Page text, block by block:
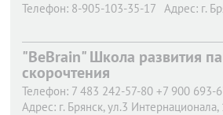
Телефон: 8-905-103-35-17 Адрес: г.
"BeBrain" Школа развития
скорочтения
Телефон: 7 483 242-57-80 +7 900 693-
Адрес: г. Брянск, ул.3 Интернационала,